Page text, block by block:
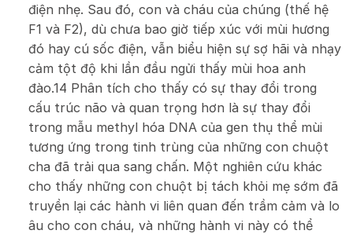
điện nhẹ. Sau đó, con và cháu của chúng (thế hệ
F1 và F2), dù chưa bao giờ tiếp xúc với mùi hương
đó hay cú sốc điện, vẫn biểu hiện sự sợ hãi và nhạy
cảm tột độ khi lần đầu ngửi thấy mùi hoa anh
đào.14 Phân tích cho thấy có sự thay đổi trong
cấu trúc não và quan trọng hơn là sự thay đổi
trong mẫu methyl hóa DNA của gen thụ thể mùi
tương ứng trong tinh trùng của những con chuột
cha đã trải qua sang chấn. Một nghiên cứu khác
cho thấy những con chuột bị tách khỏi mẹ sớm đã
truyền lại các hành vi liên quan đến trầm cảm và lo
âu cho con cháu, và những hành vi này có thể